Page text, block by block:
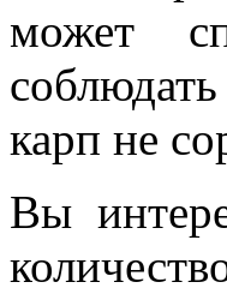
может
карп не
Вы